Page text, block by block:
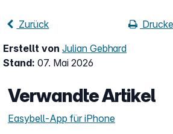
Zurück
Erstellt von Julian Gebhard
Stand: 07. Mai 2026
Verwandte Artikel
Easybell-App für iPhone